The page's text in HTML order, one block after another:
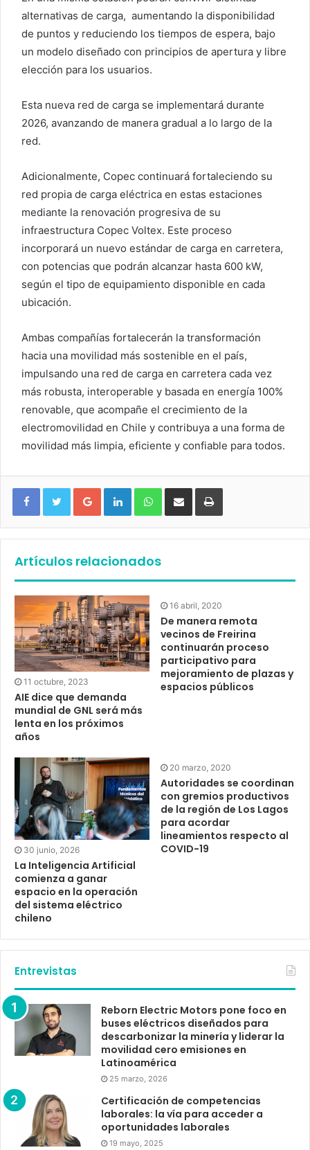
alternativas de carga, aumentando la disponibilidad
de puntos y reduciendo los tiempos de espera, bajo
un modelo diseñado con principios de apertura y libre
elección para los usuarios.
Esta nueva red de carga se implementará durante
2026, avanzando de manera gradual a lo largo de la
red.
Adicionalmente, Copec continuará fortaleciendo su
red propia de carga eléctrica en estas estaciones
mediante la renovación progresiva de su
infraestructura Copec Voltex. Este proceso
incorporará un nuevo estándar de carga en carretera,
con potencias que podrán alcanzar hasta 600 kW,
según el tipo de equipamiento disponible en cada
ubicación.
Ambas compañías fortalecerán la transformación
hacia una movilidad más sostenible en el país,
impulsando una red de carga en carretera cada vez
más robusta, interoperable y basada en energía 100%
renovable, que acompañe el crecimiento de la
electromovilidad en Chile y contribuya a una forma de
movilidad más limpia, eficiente y confiable para todos.
Google+ LinkedIn WhatsApp
Artículos relacionados
11 octubre, 2023
AIE dice que demanda
mundial de GNL será más
lenta en los próximos
años
16 abril, 2020
De manera remota
vecinos de Freirina
continuarán proceso
participativo para
mejoramiento de plazas y
espacios públicos
30 junio, 2026
La Inteligencia Artificial
comienza a ganar
espacio en la operación
del sistema eléctrico
chileno
20 marzo, 2020
Autoridades se coordinan
con gremios productivos
de la región de Los Lagos
para acordar
lineamientos respecto al
COVID-19
Entrevistas
Reborn Electric Motors pone foco en
buses eléctricos diseñados para
descarbonizar la minería y liderar la
movilidad cero emisiones en
Latinoamérica
25 marzo, 2026
Certificación de competencias
laborales: la vía para acceder a
oportunidades laborales
19 mayo, 2025